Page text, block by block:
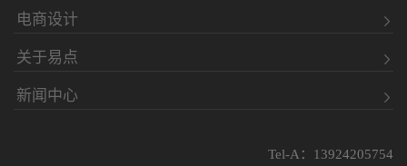
电商设计
关于易点
新闻中心
Tel-A：13924205754